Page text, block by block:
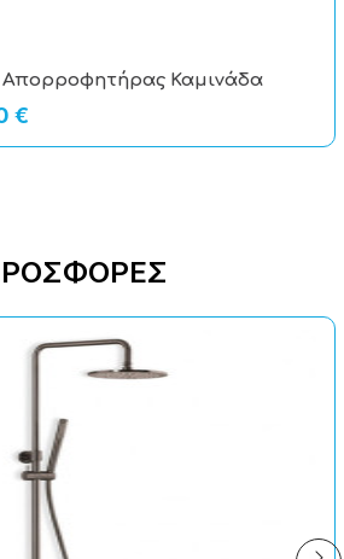
Απορροφητήρας Καμινάδα
€